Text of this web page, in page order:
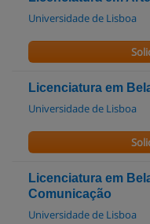
Universidade de Lisboa
Licenciatura em
Universidade de Lisboa
Licenciatura em
Comunicação
Universidade de Lisboa